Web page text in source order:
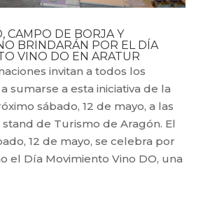
CAMPO DE BORJA Y
BRINDARÁN POR EL DÍA
VINO DO EN ARATUR
invitan a todos los
sumarse a esta iniciativa de la
sábado, 12 de mayo, a las
stand de Turismo de Aragón. El
12 de mayo, se celebra por
el Día Movimiento Vino DO, una